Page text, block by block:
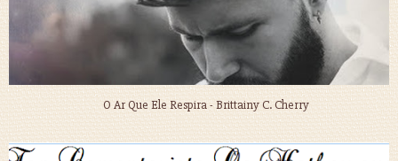
O Ar Que Ele Respira - Brittainy C. Cherry